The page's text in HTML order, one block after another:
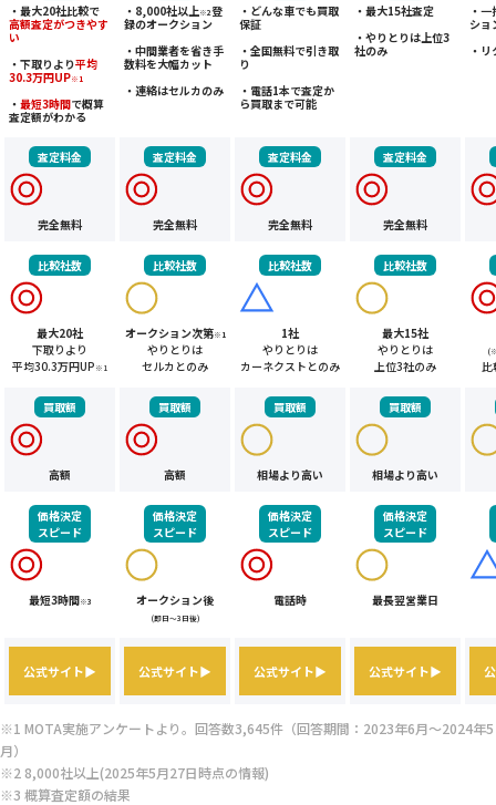
・最大20社比較で
高額査定がつきやす
い
・下取りより平均
30.3万円UP※1
・ 最短3時間で概算
査定額がわかる
・8,000社以上※2登
録のオークション
・中間業者を省き手
数料を大幅カット
・連絡はセルカのみ
・どんな車でも買取
保証
・全国無料で引き取
り
・電話1本で査定か
ら買取まで可能
・最大15社査定
・やりとりは上位3
社のみ
・
ショ
・
査定料金
完全無料
査定料金
完全無料
査定料金
完全無料
査定料金
完全無料
比較社数
最大20社
下取りより
平均30.3万円UP ※1
比較社数
オークション次第※1
やりとりは
セルカとのみ
比較社数
1社
やりとりは
カーネクストとのみ
比較社数
最大15社
やりとりは
上位3社のみ
買取額
高額
買取額
高額
買取額
相場より高い
買取額
相場より高い
価格決定
スピード
最短3時間※3
価格決定
スピード
オークション後
(即日～3日後)
価格決定
スピード
電話時
価格決定
スピード
最長翌営業日
公式サイト▶ 公式サイト▶ 公式サイト▶ 公式サイト▶
※1 MOTA実施アンケートより。回答数3,645件（回答期間：2023年6月～2024年5
月）
※2 8,000社以上(2025年5月27日時点の情報)
※3 概算査定額の結果